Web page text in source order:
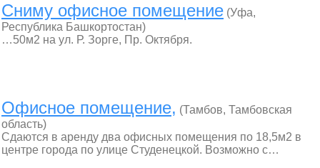
Сниму офисное помещение (Уфа,
Республика Башкортостан)
…50м2 на ул. Р. Зорге, Пр. Октября.
Офисное помещение, (Тамбов, Тамбовская
область)
Сдаются в аренду два офисных помещения по 18,5м2 в
центре города по улице Студенецкой. Возможно с…